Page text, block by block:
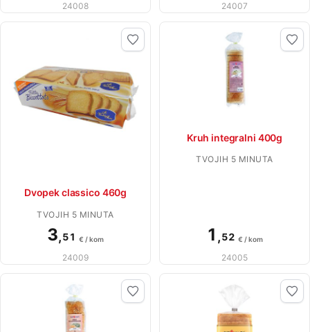
24008 24007
Dvopek classico 460g
TVOJIH 5 MINUTA
3,51 € / kom
24009
Kruh integralni 400g
TVOJIH 5 MINUTA
1 ,52 € / kom
24005